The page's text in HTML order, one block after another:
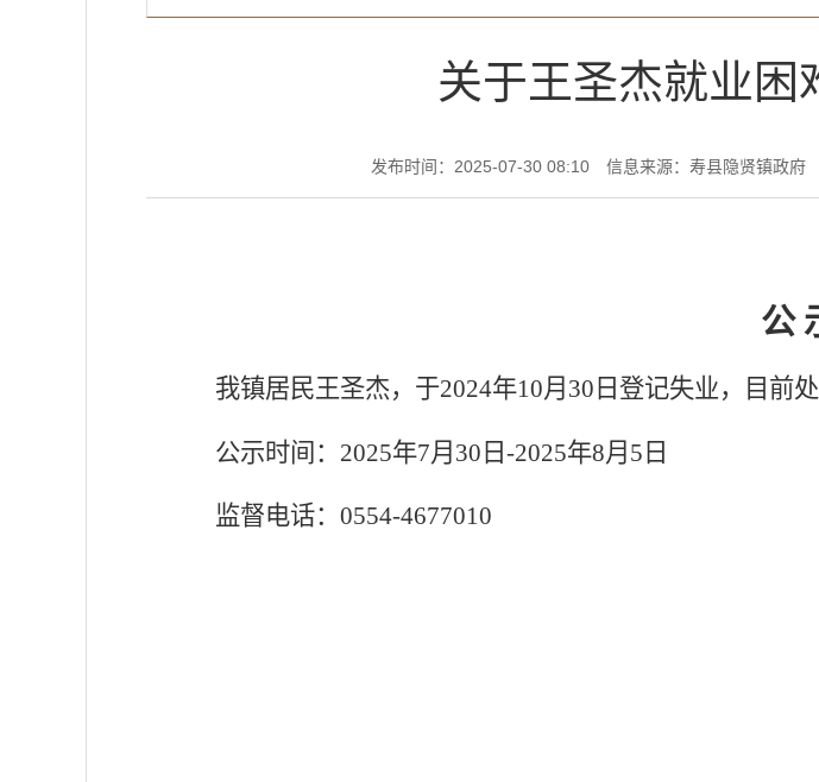
关于王圣杰就业困
发布时间：2025-07-30 08:10 信息来源：寿县隐贤镇政府
公
我镇居民王圣杰，于2024年10月 30 日登记失业，目前
公示时间： 2025年7月 30 日 -2025年8月 5 日
监督电话： 0554-4677010